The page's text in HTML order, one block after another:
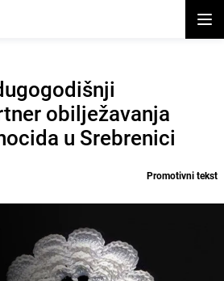
obilježavanja
u Srebrenici
Promotivni tekst